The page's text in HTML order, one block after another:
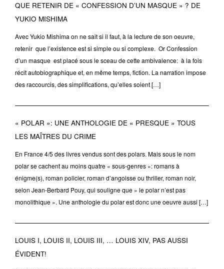
QUE RETENIR DE « CONFESSION D’UN MASQUE » ? DE
YUKIO MISHIMA
Avec Yukio Mishima on ne sait si il faut, à la lecture de son oeuvre,
retenir que l’existence est si simple ou si complexe. Or Confession
d’un masque est placé sous le sceau de cette ambivalence: à la fois
récit autobiographique et, en même temps, fiction. La narration impose
des raccourcis, des simplifications, qu’elles soient […]
« POLAR »: UNE ANTHOLOGIE DE « PRESQUE » TOUS
LES MAÎTRES DU CRIME
En France 4/5 des livres vendus sont des polars. Mais sous le nom
polar se cachent au moins quatre « sous-genres »: romans à
énigme(s), roman policier, roman d’angoisse ou thriller, roman noir,
selon Jean-Berbard Pouy, qui souligne que » le polar n’est pas
monolithique ». Une anthologie du polar est donc une oeuvre aussi […]
LOUIS I, LOUIS II, LOUIS III, … LOUIS XIV, PAS AUSSI
ÉVIDENT!